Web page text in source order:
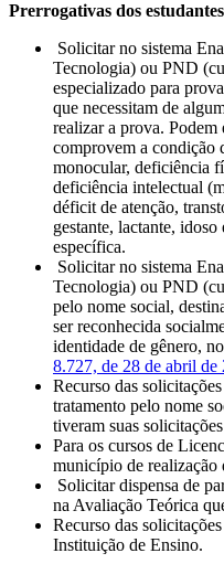
Prerrogativas dos
Solicitar no sistema
Tecnologia) ou PND
especializado para
que necessitam de
realizar a prova. Podem
comprovem a condição
monocular, deficiência
deficiência intelectual
déficit de atenção,
gestante, lactante,
específica.
Solicitar no sistema
Tecnologia) ou PND
pelo nome social,
ser reconhecida
identidade de gênero,
8.727, de 28 de abril de
Recurso das
tratamento pelo nome
tiveram suas
Para os cursos de
município de realização
Solicitar dispensa de
na Avaliação Teórica
Recurso das
Instituição de Ensino.